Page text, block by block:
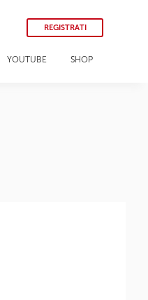
REGISTRATI
YOUTUBE SHOP